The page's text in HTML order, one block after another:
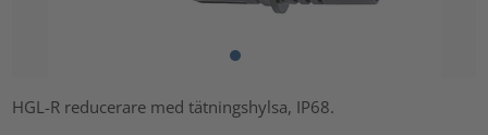
HGL-R reducerare med tätningshylsa, IP68.